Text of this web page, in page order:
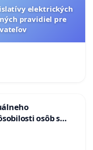
elektrických
pravidiel pre
osôb s
do